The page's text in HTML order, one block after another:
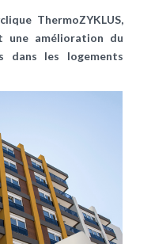
ThermoZYKLUS,
une amélioration du
dans les logements